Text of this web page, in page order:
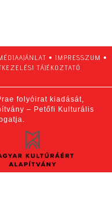
• IMPRESSZUM •
TÁJÉKOZTATÓ
folyóirat kiadását,
– Petőfi Kulturális